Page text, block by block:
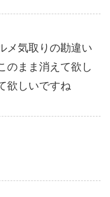
メ気取りの勘違い
のまま消えて欲し
欲しいですね